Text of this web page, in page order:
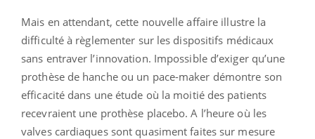
Mais en attendant, cette nouvelle affaire illustre la
difficulté à règlementer sur les dispositifs médicaux
sans entraver l’innovation. Impossible d’exiger qu’une
prothèse de hanche ou un pace-maker démontre son
efficacité dans une étude où la moitié des patients
recevraient une prothèse placebo. A l’heure où les
valves cardiaques sont quasiment faites sur mesure